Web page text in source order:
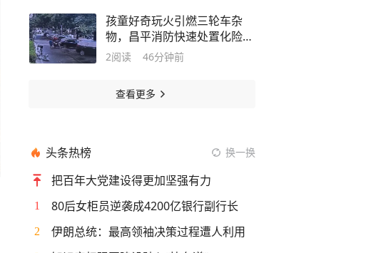
孩童好奇玩火引燃三轮车杂
物，昌平消防快速处置化险为
夷
2阅读 46分钟前
查看更多
头条热榜 换一换
把百年大党建设得更加坚强有力
1 80后女柜员逆袭成4200亿银行副行长
2 伊朗总统：最高领袖决策过程遭人利用